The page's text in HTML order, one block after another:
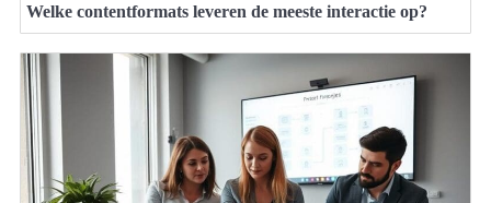
Welke contentformats leveren de meeste interactie op?